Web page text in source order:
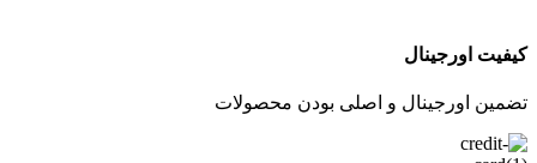
کیفیت اورجینال
تضمین اورجینال و اصلی بودن محصولات